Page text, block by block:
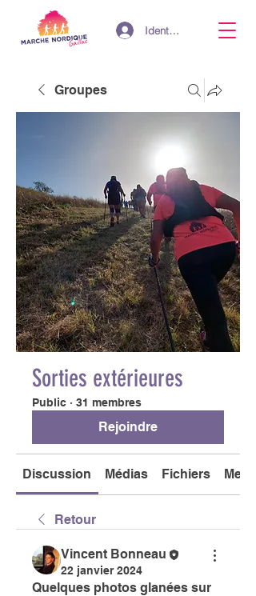
Identifiant
Groupes
Sorties extérieures
Public · 31 membres
Rejoindre
Discussion Médias Fichiers
Retour
Vincent Bonneau
22 janvier 2024
Quelques photos glanées sur